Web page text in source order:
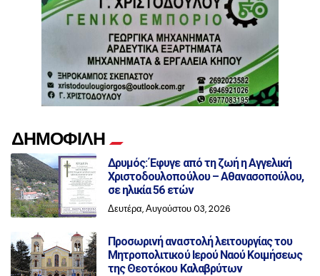
ΔΗΜΟΦΙΛΗ
Δρυμός: Έφυγε από τη ζωή η Αγγελική
Χριστοδουλοπούλου – Αθανασοπούλου,
σε ηλικία 56 ετών
Δευτέρα, Αυγούστου 03, 2026
Προσωρινή αναστολή λειτουργίας του
Μητροπολιτικού Ιερού Ναού Κοιμήσεως
της Θεοτόκου Καλαβρύτων